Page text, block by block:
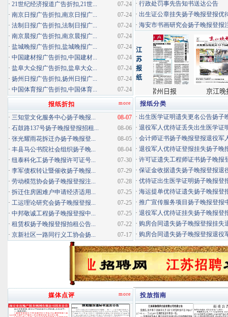
· 行政处罚事先告知书送达公告
· 出生证公章挂失扬子晚报登报优
· 海安市书画研究会扬子晚报登报
报纸分类
· 出生医学证明遗失更名公告扬子
· 退役军人优待证丢失出生医学证
· 会计师证书扬子晚报登报退役军
· 退役军人优待证登报挂失扬子晚
· 许可证遗失工程师证书扬子晚报
· 保证金收据遗失扬子晚报登报退
· 优待证出生医学证明扬子晚报登
· 海运提单优待证遗失扬子晚报登
· 推广宣传服务项目扬子晚报登报
· 退役军人优待证挂失扬子晚报登
· 购房合同遗失扬子晚报登报挂失
· 购房合同遗失扬子晚报登报退役
07-24
· 21世纪经济报道广告折扣,21世...
07-24
· 南京日报广告折扣,南京日报广...
07-24
· 法制日报广告折扣,法制日报广...
07-24
· 南京晨报广告折扣,南京晨报广...
07-24
· 盐城晚报广告折扣,盐城晚报广...
07-24
· 中国建材报广告折扣,中国建材...
07-24
· 盐阜大众报广告折扣,盐阜大众...
07-24
· 扬州日报广告折扣,扬州日报广...
07-24
· 中国体育报广告折扣,中国体育...
more
报纸折扣
08-07
· 三知堂文化服务中心扬子晚报...
08-06
· 石鼓路137号扬子晚报登报招租...
08-05
· 张光耀雨花拆迁办扬子晚报登...
08-04
· 丰县马公书院社会组织扬子晚...
07-30
· 纽泰科化工扬子晚报许可证号...
07-29
· 李军债权转让暨催收扬子晚报...
07-28
· 劳动模范协会扬子晚报登报注...
07-25
· 拆迁住房困难户申请经济适用...
07-25
· 工运理论研究会扬子晚报登报...
07-25
· 中邦敬诚工程扬子晚报登报中...
07-22
· 租赁权扬子晚报登报拍租公告...
07-17
· 京新社区一路同行义工协会扬...
投放指南
more
媒体点评